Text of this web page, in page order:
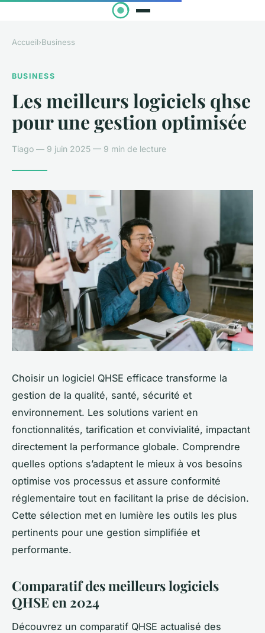
Accueil›Business
BUSINESS
Les meilleurs logiciels qhse
pour une gestion optimisée
Tiago — 9 juin 2025 — 9 min de lecture
Choisir un logiciel QHSE efficace transforme la
gestion de la qualité, santé, sécurité et
environnement. Les solutions varient en
fonctionnalités, tarification et convivialité, impactant
directement la performance globale. Comprendre
quelles options s’adaptent le mieux à vos besoins
optimise vos processus et assure conformité
réglementaire tout en facilitant la prise de décision.
Cette sélection met en lumière les outils les plus
pertinents pour une gestion simplifiée et
performante.
Comparatif des meilleurs logiciels
QHSE en 2024
Découvrez un comparatif QHSE actualisé des